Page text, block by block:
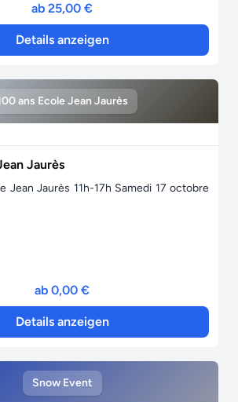
ab 25,00 €
Details anzeigen
ans Ecole Jean Jaurès
Jaurès
Jean Jaurès 11h-17h Samedi 17 octobre
ab 0,00 €
Details anzeigen
Snow Event